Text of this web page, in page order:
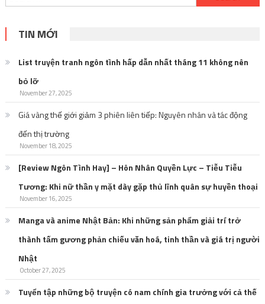
for:
TIN MỚI
List truyện tranh ngôn tình hấp dẫn nhất tháng 11 không nên
bỏ lỡ
November 27, 2025
Giá vàng thế giới giảm 3 phiên liên tiếp: Nguyên nhân và tác động
đến thị trường
November 18, 2025
[Review Ngôn Tình Hay] – Hôn Nhân Quyền Lực – Tiễu Tiễu
Tương: Khi nữ thần y mặt dày gặp thủ lĩnh quân sự huyền thoại
November 16, 2025
Manga và anime Nhật Bản: Khi những sản phẩm giải trí trở
thành tấm gương phản chiếu văn hoá, tinh thần và giá trị người
Nhật
October 27, 2025
Tuyển tập những bộ truyện có nam chính gia trưởng với cả thế